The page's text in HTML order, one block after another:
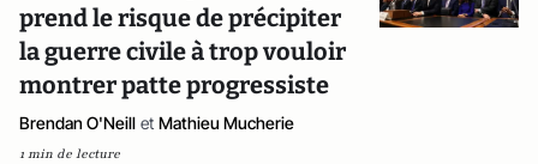
prend le risque de précipiter
la guerre civile à trop vouloir
montrer patte progressiste
Brendan O'Neill et Mathieu Mucherie
1 min de lecture